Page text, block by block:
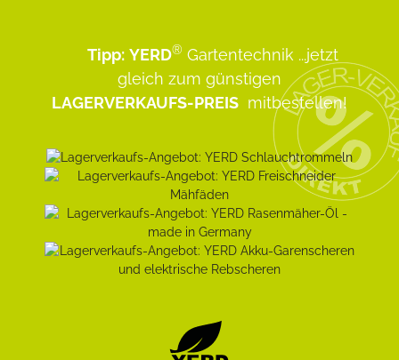
Tipp: YERD® Gartentechnik ...jetzt
gleich zum günstigen
LAGERVERKAUFS-PREIS mitbestellen!